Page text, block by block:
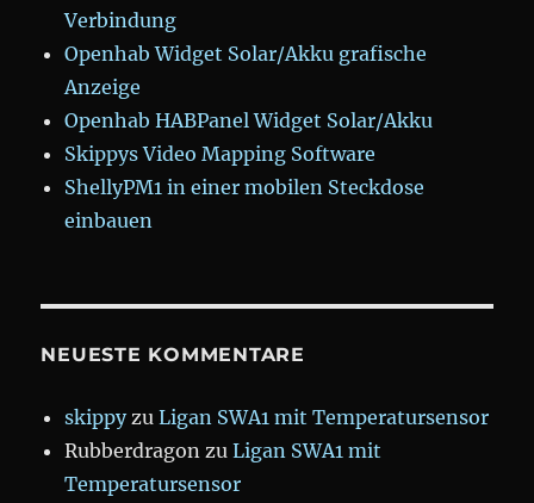
Verbindung
Openhab Widget Solar/Akku grafische
Anzeige
Openhab HABPanel Widget Solar/Akku
Skippys Video Mapping Software
ShellyPM1 in einer mobilen Steckdose
einbauen
NEUESTE KOMMENTARE
skippyzuLigan SWA1 mit Temperatursensor
Rubberdragon zuLigan SWA1 mit
Temperatursensor